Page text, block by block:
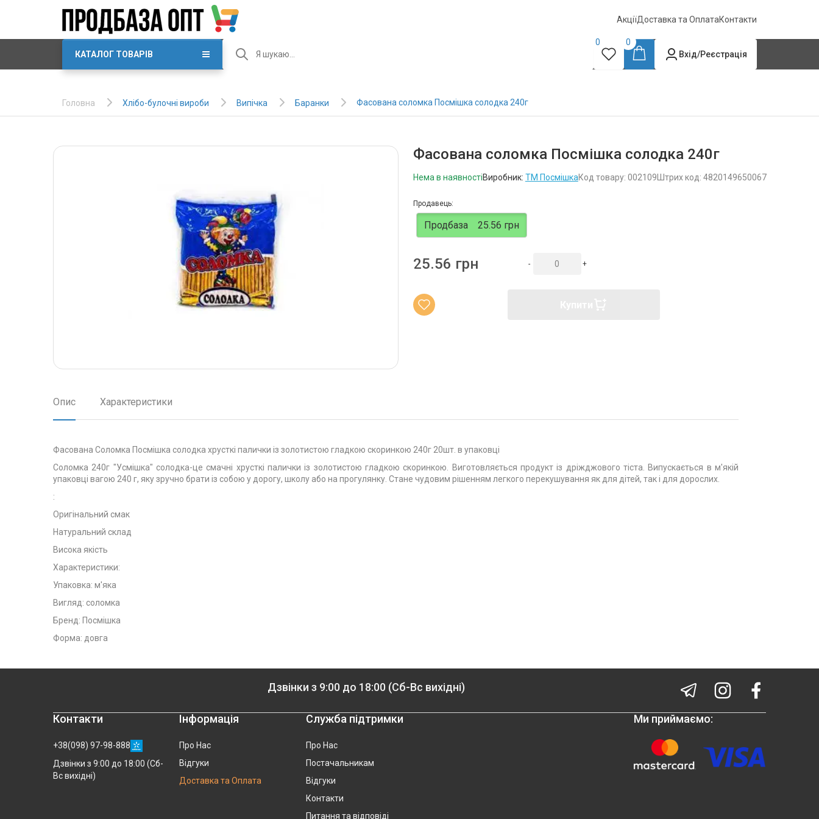
АкціїДоставка та ОплатаКонтакти
КАТАЛОГ ТОВАРІВ
0
0
Вхід/Реєстрація
Головна Хлібо-булочні вироби Випічка Баранки Фасована соломка Посмішка солодка 240г
Фасована соломка Посмішка солодка 240г
Нема в наявностіВиробник: ТМ ПосмішкаКод товару: 002109 Штрих код: 4820149650067
Продавець:
Продбаза 25.56 грн
25.56 грн - +
Опис Характеристики
Фасована Соломка Посмішка солодка хрусткі палички із золотистою гладкою скоринкою 240г 20шт. в упаковці
Соломка 240г "Усмішка" солодка-це смачні хрусткі палички із золотистою гладкою скоринкою. Виготовляється продукт із дріжджового тіста. Випускається в м'якій
упаковці вагою 240 г, яку зручно брати із собою у дорогу, школу або на прогулянку. Стане чудовим рішенням легкого перекушування як для дітей, так і для дорослих.
:
Оригінальний смак
Натуральний склад
Висока якість
Характеристики:
Упаковка: м'яка
Вигляд: соломка
Бренд: Посмішка
Форма: довга
Дзвінки з 9:00 до 18:00 (Сб-Вс вихідні)
Контакти
+38(098) 97-98-888
Дзвінки з 9:00 до 18:00 (Сб-
Вс вихідні)
Інформація
Про Нас
Відгуки
Доставка та Оплата
Служба підтримки
Про Нас
Постачальникам
Відгуки
Контакти
Питання та відповіді
Ми приймаємо: